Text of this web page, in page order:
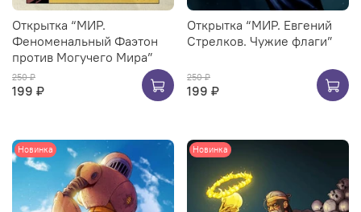
Открытка “МИР.
Феноменальный Фаэтон
против Могучего Мира”
250 ₽
199 ₽
Открытка “МИР. Евгений
Стрелков. Чужие флаги”
250 ₽
199 ₽
Новинка Новинка